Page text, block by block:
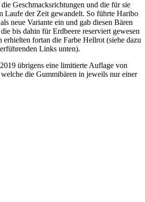
Geschmacksrichtungen und die für sie
Laufe der Zeit gewandelt. So führte Haribo
neue Variante ein und gab diesen Bären
bis dahin für Erdbeere reserviert gewesen
fortan die Farbe Hellrot (siehe dazu
Links unten).
übrigens eine limitierte Auflage von
die Gummibären in jeweils nur einer